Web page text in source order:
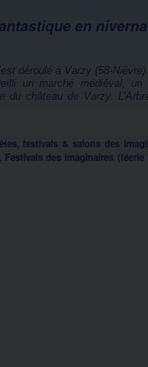
en
déroulé à Varzy (58-
un marché médiéval,
du château de Varzy.
festivals & salons des
Festivals des imaginaires (féerie